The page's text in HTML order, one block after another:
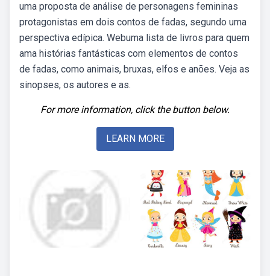
uma proposta de análise de personagens femininas
protagonistas em dois contos de fadas, segundo uma
perspectiva edípica. Webuma lista de livros para quem
ama histórias fantásticas com elementos de contos
de fadas, como animais, bruxas, elfos e anões. Veja as
sinopses, os autores e as.
For more information, click the button below.
LEARN MORE